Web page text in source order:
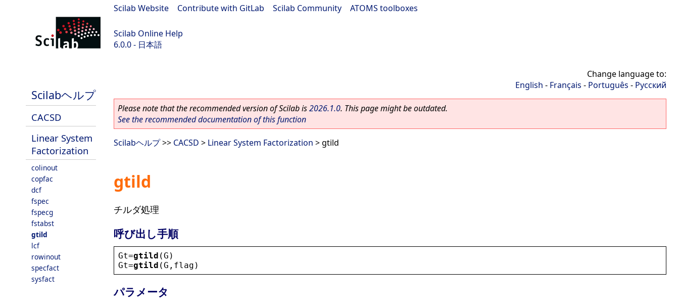
Scilab Website Contribute with GitLab Scilab Community ATOMS toolboxes
Scilab Online Help
6.0.0 - 日本語
Scilabヘルプ
CACSD
Linear System
Factorization
colinout
copfac
dcf
fspec
fspecg
fstabst
gtild
lcf
rowinout
specfact
sysfact
Change language to:
English - Français - Português - Русский
Please note that the recommended version of Scilab is2026.1.0. This page might be outdated.
See the recommended documentation of this function
Scilabヘルプ>> CACSD > Linear System Factorization > gtild
gtild
チルダ処理
呼び出し手順
Gt=gtild (G )
Gt=gtild (G , flag )
パラメータ